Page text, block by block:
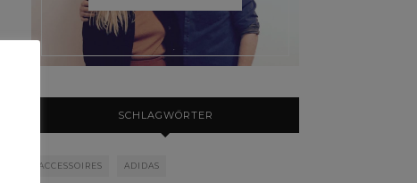
SCHLAGWÖRTER
ACCESSOIRES ADIDAS